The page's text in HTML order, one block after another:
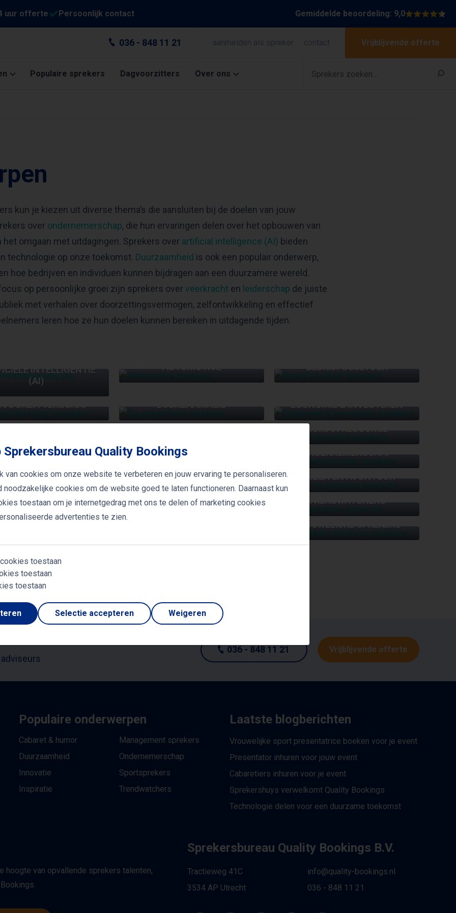
uur offerte Persoonlijk contact Gemiddelde beoordeling: 9,0
036 - 848 11 21 Vrijblijvende offerte
Populaire sprekers Dagvoorzitters Over ons
kun je kiezen uit diverse thema’s die aansluiten bij de doelen van jouw
over ondernemerschap, die hun ervaringen delen over het opbouwen van
omgaan met uitdagingen. Sprekers over artificial intelligence (AI) bieden
technologie op onze toekomst. Duurzaamheid is ook een populair onderwerp,
hoe bedrijven en individuen kunnen bijdragen aan een duurzamere wereld.
op persoonlijke groei zijn sprekers over veerkracht en leiderschap de juiste
met verhalen over doorzettingsvermogen, zelfontwikkeling en effectief
leren hoe ze hun doelen kunnen bereiken in uitdagende tijden.
INTELLIGENTIE
(AI)
AUTOMOTIVE BEDRIJFSCULTUUR
DUURZAAMHEID ECONOMIE & INVESTEREN
HUMAN RESOURCE
MAATSCHAPPIJ MARKETING ONDERNEMERSCHAP
LEIDERSCHAP PRESENTEREN REIZEN EN AVONTUUR
SPORT TECHNOLOGIE TRENDWATCHERS
VROUWELIJKE SPREKERS
WORKSHOPS
036 - 848 11 21 Vrijblijvende offerte
Populaire onderwerpen
Cabaret & humor
Duurzaamheid
Innovatie
Inspiratie
Management sprekers
Ondernemerschap
Sportsprekers
Trendwatchers
Laatste blogberichten
Vrouwelijke sport presentatrice boeken voor je event
Presentator inhuren voor jouw event
Cabaretiers inhuren voor je event
Sprekershuys verwelkomt Quality Bookings
Technologie delen voor een duurzame toekomst
hoogte van opvallende sprekers talenten,
Sprekersbureau Quality Bookings B.V.
Tractieweg 41C
3534 AP Utrecht
info@quality-bookings.nl
036 - 848 11 21
Sprekersbureau Quality Bookings
van cookies om onze website te verbeteren en jouw ervaring te personaliseren.
noodzakelijke cookies om de website goed te laten functioneren. Daarnaast kun
toestaan om je internetgedrag met ons te delen of marketing cookies
advertenties te zien.
toestaan
toestaan
toestaan
Selectie accepteren Weigeren